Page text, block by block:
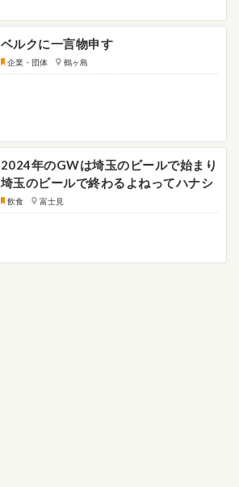
ベルクに一言物申す
企業・団体 鶴ヶ島
2024年のGWは埼玉のビールで始まり
埼玉のビールで終わるよねってハナシ
飲食 富士見